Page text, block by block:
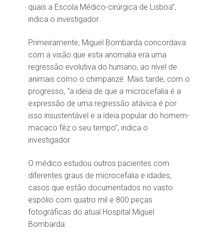
quais a Escola Médico-cirúrgica de Lisboa”,
indica o investigador.
Primeiramente, Miguel Bombarda concordava
com a visão que esta anomalia era uma
regressão evolutiva do humano, ao nível de
animais como o chimpanzé. Mais tarde, com o
progresso, “a ideia de que a microcefalia é a
expressão de uma regressão atávica é por
isso insustentável e a ideia popular do homem-
macaco fêz o seu tempo”, indica o
investigador.
O médico estudou outros pacientes com
diferentes graus de microcefalia e idades,
casos que estão documentados no vasto
espólio com quatro mil e 800 peças
fotográficas do atual Hospital Miguel
Bombarda.